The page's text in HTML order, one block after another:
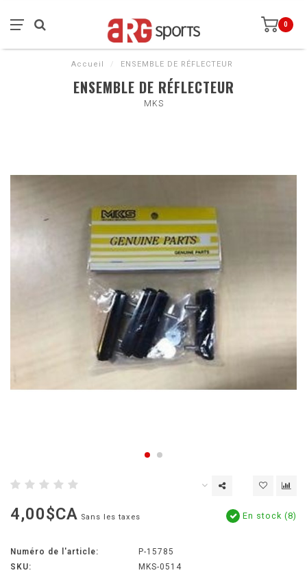
0
Accueil / ENSEMBLE DE RÉFLECTEUR
ENSEMBLE DE RÉFLECTEUR
MKS
4,00$CA Sans les taxes En stock (8)
Numéro de l'article:
P-15785
SKU:
MKS-0514